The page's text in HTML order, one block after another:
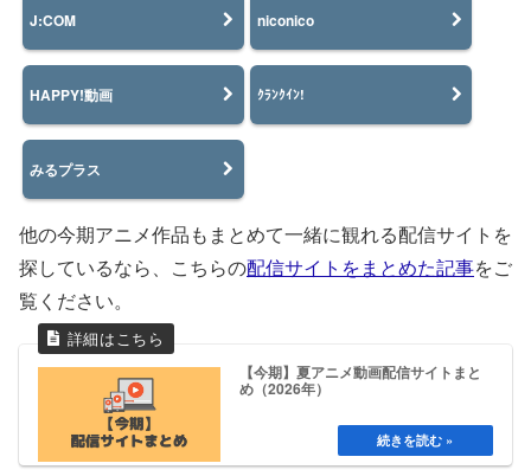
J:COM niconico
HAPPY!動画 ｸﾗﾝｸｲﾝ!
みるプラス
他の今期アニメ作品もまとめて一緒に観れる配信サイトを
探しているなら、こちらの配信サイトをまとめた記事をご
覧ください。
【今期】夏アニメ動画配信サイトまと
め（2026年）